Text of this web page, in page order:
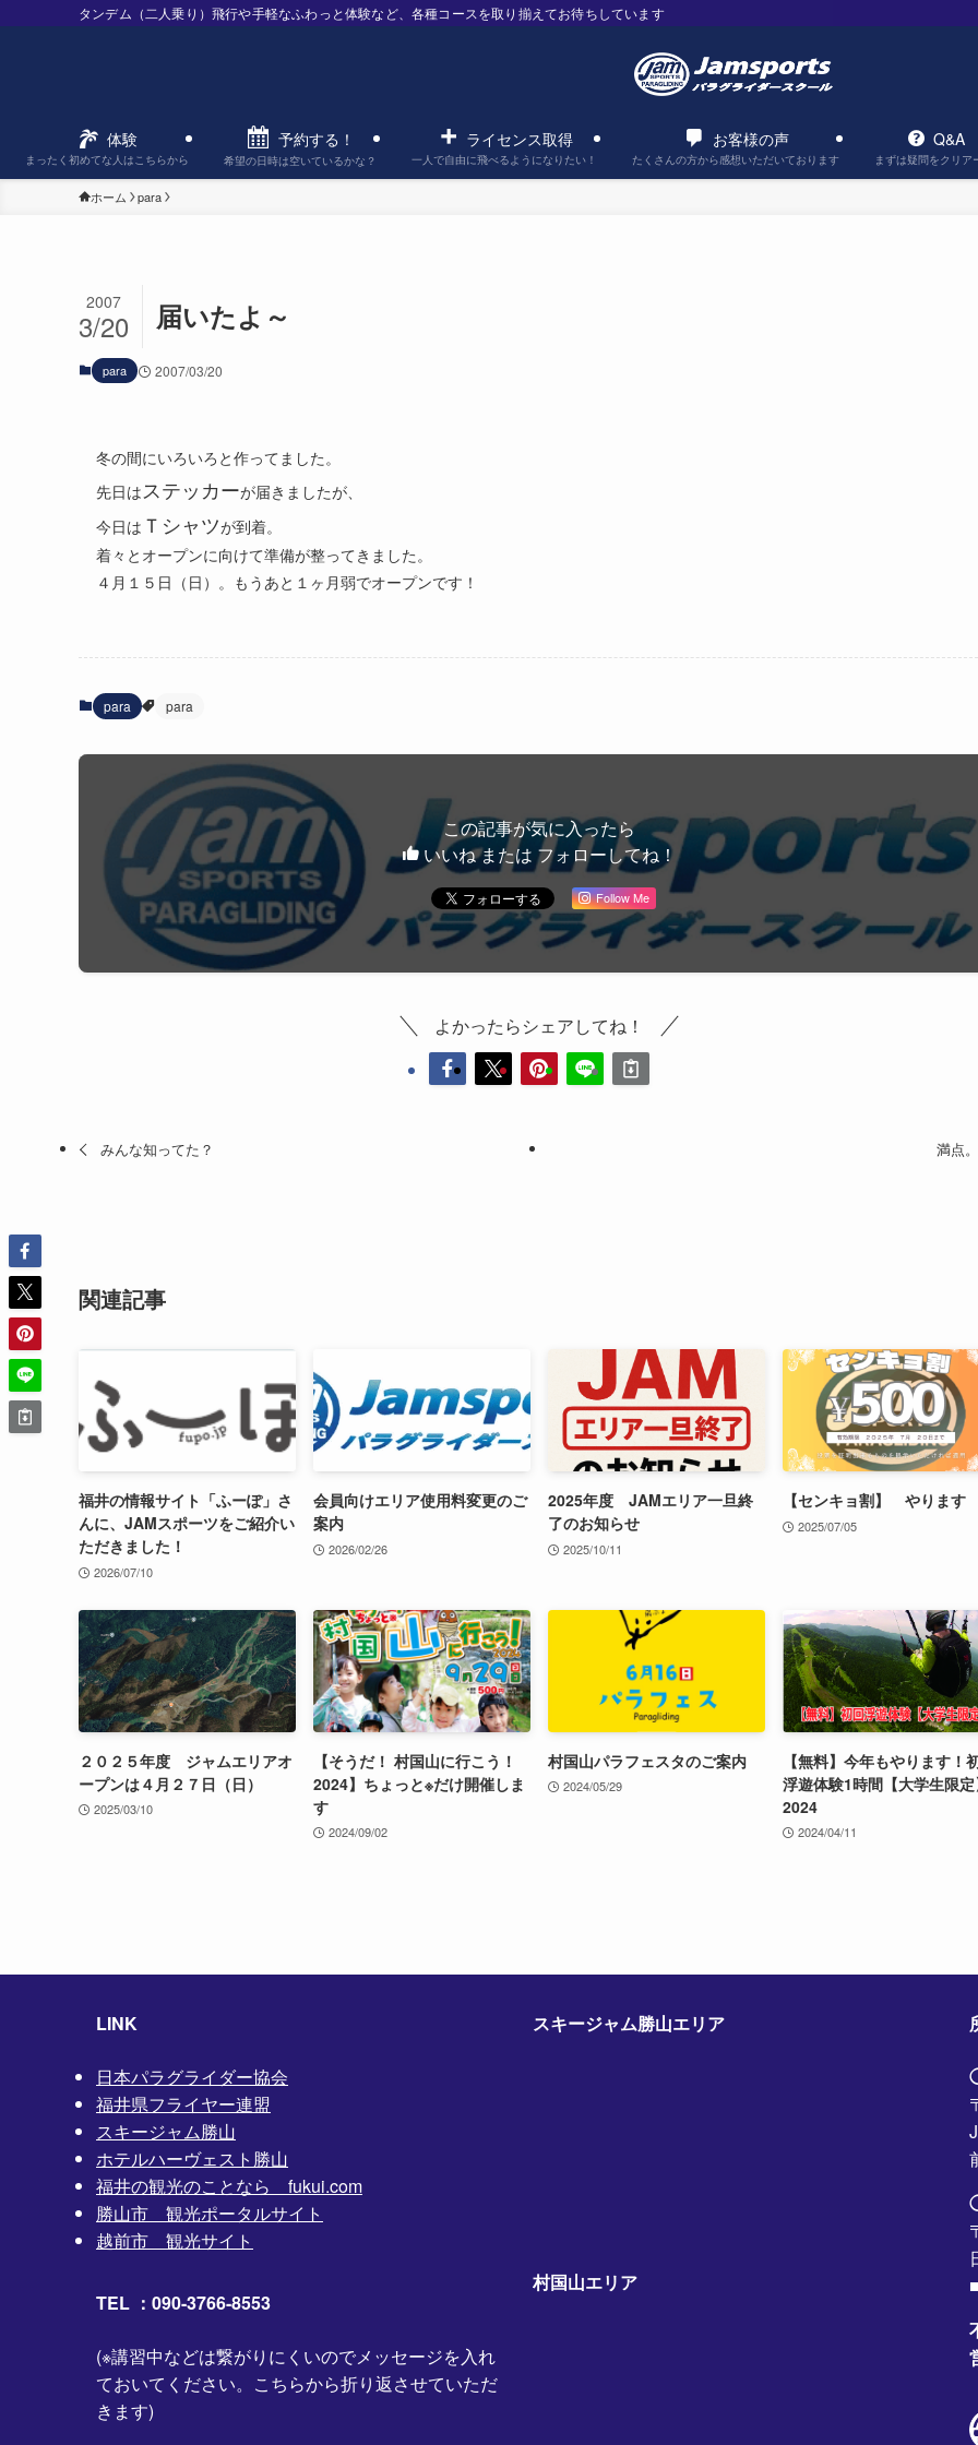
タンデム（二人乗り）飛行や手軽なふわっと体験など、各種コースを取り揃えてお待ちしています
体験
まったく初めてな人はこちらから
予約する！
希望の日時は空いているかな？
ライセンス取得
一人で自由に飛べるようになりたい！
お客様の声
たくさんの方から感想いただいております
Q&A
まずは疑問をクリア
ホーム para
届いたよ～
2007
3/20
para 2007/03/20
冬の間にいろいろと作ってました。
先日は ステッカーが届きましたが、
今日は Ｔシャツが到着。
着々とオープンに向けて準備が整ってきました。
４月１５日（日）。もうあと１ヶ月弱でオープンです！
para para
この記事が気に入ったら
いいね または フォローしてね！
Follow Me
よかったらシェアしてね！
みんな知ってた？ 満点。
関連記事
福井の情報サイト「ふーぽ」さ
んに、JAMスポーツをご紹介い
ただきました！
2026/07/10
会員向けエリア使用料変更のご
案内
2026/02/26
2025年度 JAMエリア一旦終
了のお知らせ
2025/10/11
【センキョ割】 やります
2025/07/05
２０２５年度 ジャムエリアオ
ープンは４月２７日（日）
2025/03/10
【そうだ！ 村国山に行こう！
2024】ちょっと※だけ開催しま
す
2024/09/02
村国山パラフェスタのご案内
2024/05/29
【無料】今年もやります！
浮遊体験1時間【大学生限
2024
2024/04/11
LINK
日本パラグライダー協会
福井県フライヤー連盟
スキージャム勝山
ホテルハーヴェスト勝山
福井の観光のことなら fukui.com
勝山市 観光ポータルサイト
越前市 観光サイト
TEL ：090-3766-8553
(※講習中などは繋がりにくいのでメッセージを入れ
ておいてください。こちらから折り返させていただ
きます)
スキージャム勝山エリア
村国山エリア